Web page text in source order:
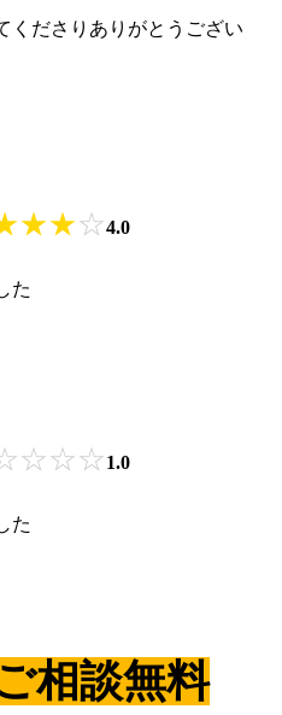
くださりありがとうござい
★★☆4.0
た
☆☆☆1.0
た
相談無料